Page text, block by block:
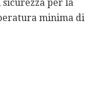
per la
minima di